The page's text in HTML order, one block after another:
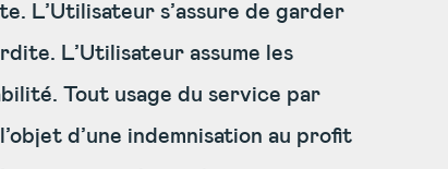
L’Utilisateur s’assure de garder
L’Utilisateur assume les
Tout usage du service par
d’une indemnisation au profit